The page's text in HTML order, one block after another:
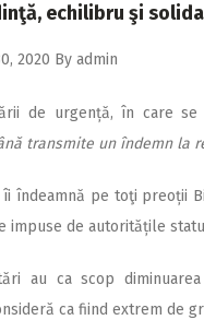
echilibru şi
2020 By admin
de ur­gență, în care se
transmite un îndemn
îi îndeamnă pe toţi preoții
impuse de autoritățile
au ca scop
ca fiind extrem de